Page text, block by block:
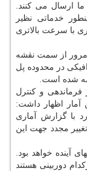
ارسال می كنند.
خدماتی نظیر
با سرعت بالاتری
مرور از سمت نقشه
در محدوده پل
شده است.
و كنترل
آمار اظهار داشت:
با گزارش آماری
مجدد جهت این
آینده خواهد بود.
دوربینی هستند